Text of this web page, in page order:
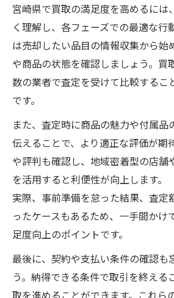
宮崎県で買取の満足度を高めるには
く理解し、各フェーズでの最適な行
は売却したい品目の情報収集から始
や商品の状態を確認しましょう。買
数の業者で査定を受けて比較するこ
です。
また、査定時に商品の魅力や付属品
伝えることで、より適正な評価が期
や評判も確認し、地域密着型の店舗
を活用すると利便性が向上します。
実際、事前準備を怠った結果、査定
ったケースもあるため、一手間かけ
足度向上のポイントです。
最後に、契約や支払い条件の確認も
う。納得できる条件で取引を終える
取を進めることができます。これら